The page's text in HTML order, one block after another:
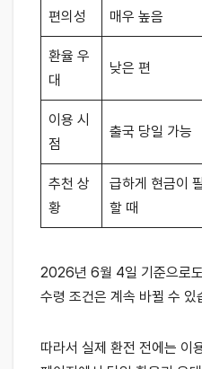
편의성 매우 높음
환율 우
대
낮은 편
이용 시
점
출국 당일 가능
추천 상
황
급하게 현금이
할 때
2026년 6월 4일 기준으로
수령 조건은 계속 바뀔 수 있
따라서 실제 환전 전에는 이